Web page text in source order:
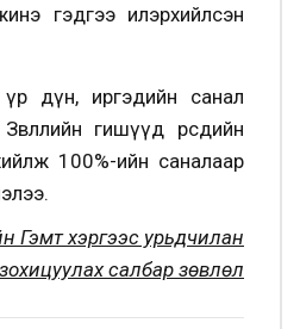
гэдгээ илэрхийлсэн
үр дүн, иргэдийн санал
гишүүд өөрсдийн
100%-ийн саналаар
Гэмт хэргээс урьдчилан
салбар зөвлөл